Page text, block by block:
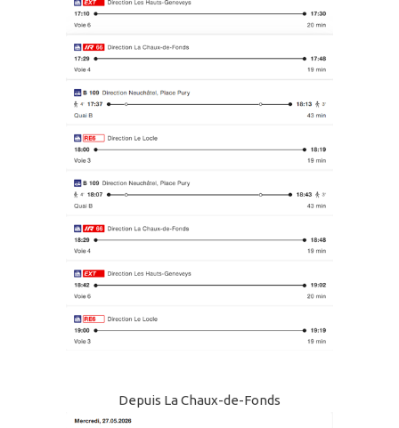
Depuis La Chaux-de-Fonds